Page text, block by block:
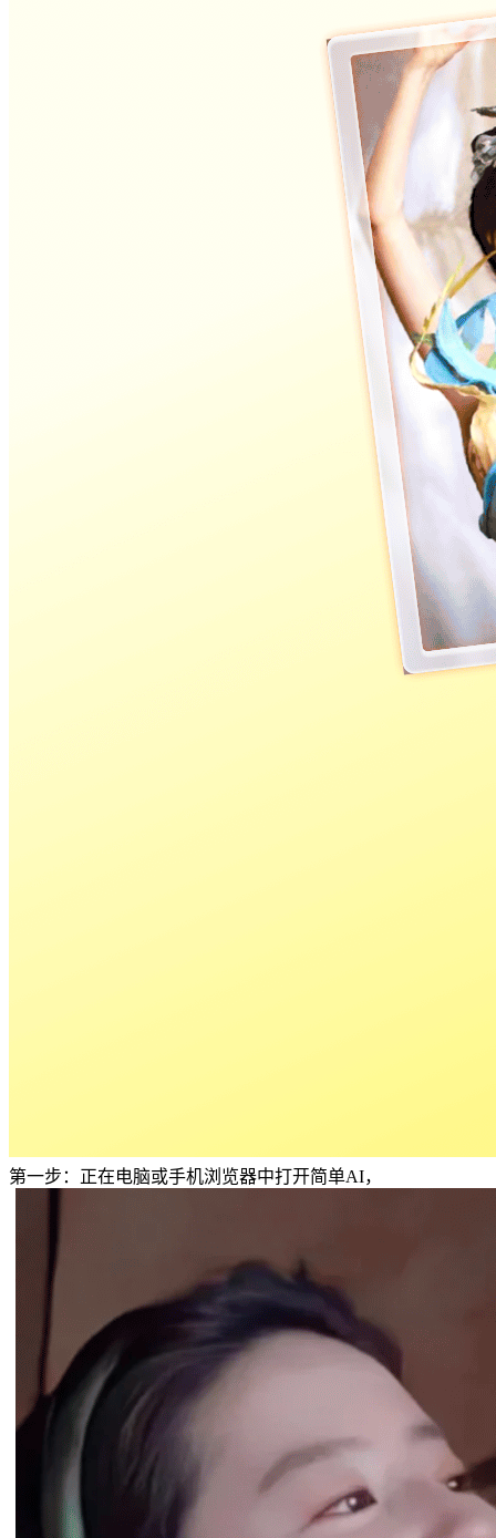
第一步：正在电脑或手机浏览器中打开简单AI，